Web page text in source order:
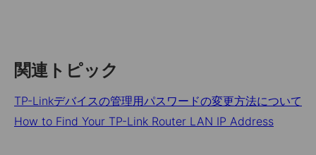
関連トピック
TP-Linkデバイスの管理用パスワードの変更方法について
How to Find Your TP-Link Router LAN IP Address